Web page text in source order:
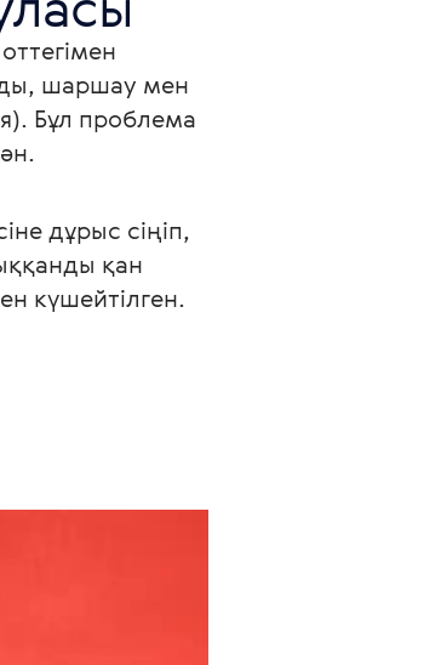
шаршау мен
Бұл проблема
дұрыс сіңіп,
қан
күшейтілген.